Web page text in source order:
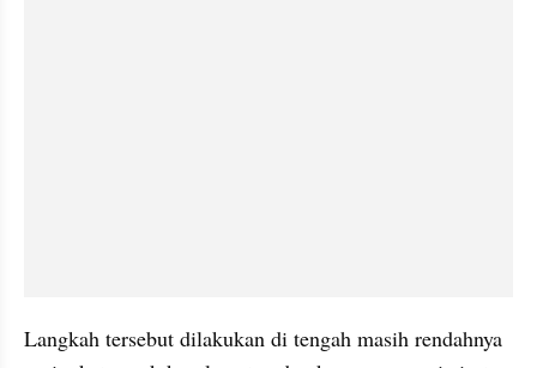
Langkah tersebut dilakukan di tengah masih rendahnya